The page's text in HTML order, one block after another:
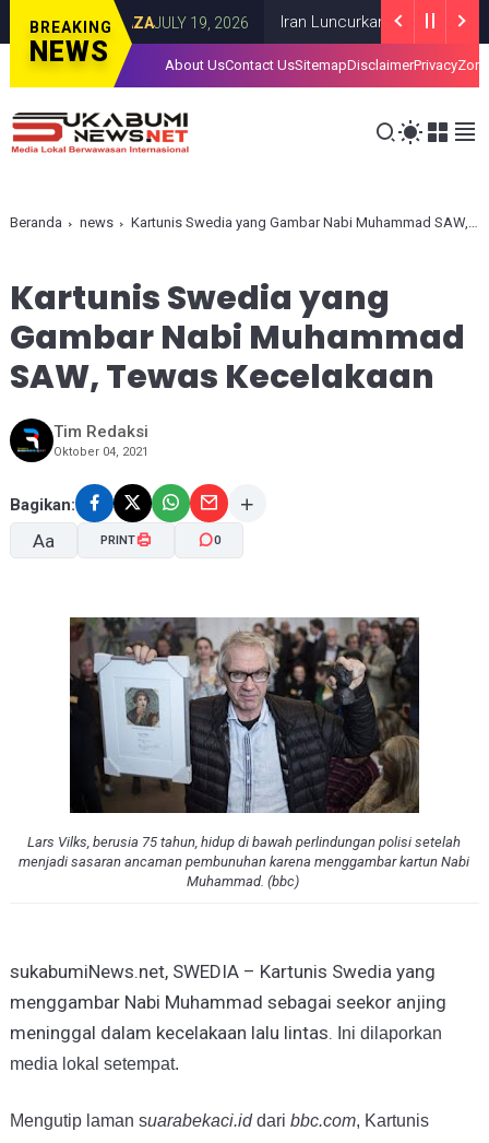
BREAKING
NEWS
Gaza GAZAJULY 19, 2026 Iran Luncurkan Rudal ke
About UsContact UsSitemapDisclaimerPrivacy
Beranda news Kartunis Swedia yang Gambar Nabi Muhammad SAW, Tewas Kecelakaan
Kartunis Swedia yang
Gambar Nabi Muhammad
SAW, Tewas Kecelakaan
Tim Redaksi
Oktober 04, 2021
Bagikan:
Aa
A- A+
PRINT 0
Lars Vilks, berusia 75 tahun, hidup di bawah perlindungan polisi setelah
menjadi sasaran ancaman pembunuhan karena menggambar kartun Nabi
Muhammad. (bbc)
sukabumiNews.net, SWEDIA – Kartunis Swedia yang
menggambar Nabi Muhammad sebagai seekor anjing
meninggal dalam kecelakaan lalu lintas. Ini dilaporkan
media lokal setempat.
Mengutip laman suarabekaci.iddari bbc.com, Kartunis